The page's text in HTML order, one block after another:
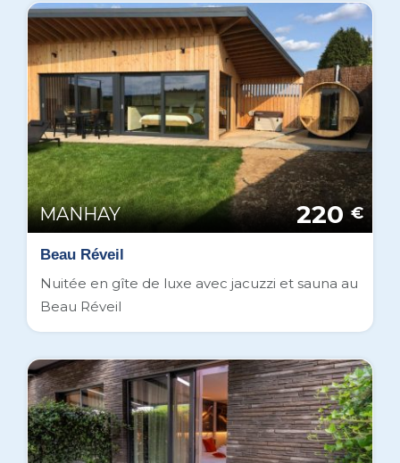
MANHAY 220 €
Beau Réveil
Nuitée en gîte de luxe avec jacuzzi et sauna au
Beau Réveil